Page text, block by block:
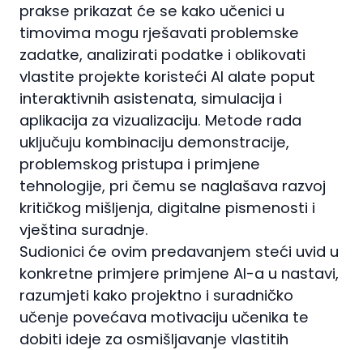
prakse prikazat će se kako učenici u
timovima mogu rješavati problemske
zadatke, analizirati podatke i oblikovati
vlastite projekte koristeći AI alate poput
interaktivnih asistenata, simulacija i
aplikacija za vizualizaciju. Metode rada
uključuju kombinaciju demonstracije,
problemskog pristupa i primjene
tehnologije, pri čemu se naglašava razvoj
kritičkog mišljenja, digitalne pismenosti i
vještina suradnje.
Sudionici će ovim predavanjem steći uvid u
konkretne primjere primjene AI-a u nastavi,
razumjeti kako projektno i suradničko
učenje povećava motivaciju učenika te
dobiti ideje za osmišljavanje vlastitih